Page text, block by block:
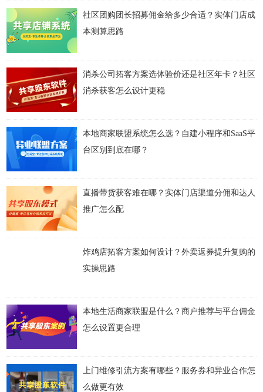
社区团购团长招募佣金给多少合适？实体门店成
本测算思路
消杀公司拓客方案选体验价还是社区年卡？社区
消杀获客怎么设计更稳
本地商家联盟系统怎么选？自建小程序和SaaS平
台区别到底在哪？
直播带货获客难在哪？实体门店渠道分佣和达人
推广怎么配
炸鸡店拓客方案如何设计？外卖返券提升复购的
实操思路
本地生活商家联盟是什么？商户推荐与平台佣金
怎么设置更合理
上门维修引流方案有哪些？服务券和异业合作怎
么做更有效